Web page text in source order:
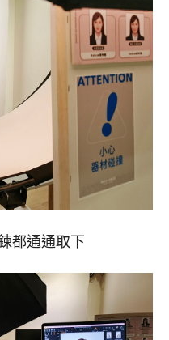
都通通取下